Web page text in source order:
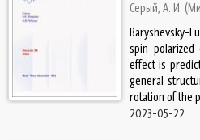
Серый, А. И. (
Baryshevsky-
spin
effect is
general
rotation of the
2023-05-22